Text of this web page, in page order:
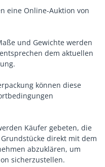
eine Online-Auktion von
und Gewichte werden
dem aktuellen
können diese
Käufer gebeten, die
direkt mit dem
abzuklären, um
sicherzustellen.